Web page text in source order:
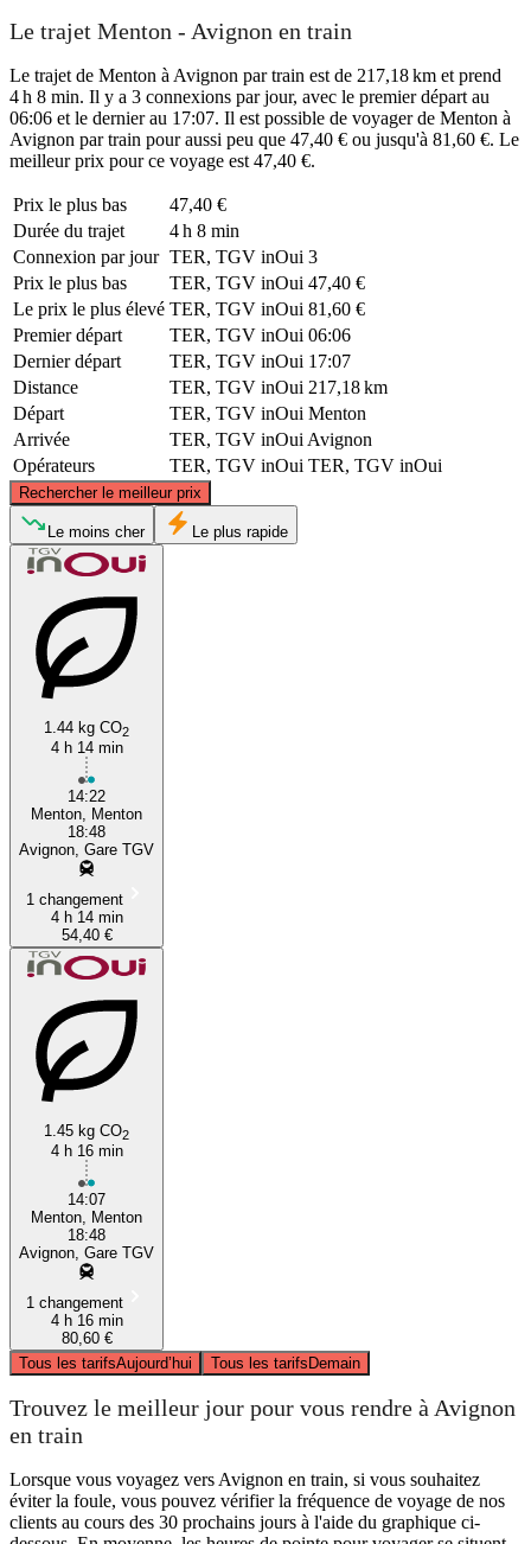
Le trajet Menton - Avignon en train
Le trajet de Menton à Avignon par train est de 217,18 km et prend
4 h 8 min. Il y a 3 connexions par jour, avec le premier départ au
06:06 et le dernier au 17:07. Il est possible de voyager de Menton à
Avignon par train pour aussi peu que 47,40 € ou jusqu'à 81,60 €. Le
meilleur prix pour ce voyage est 47,40 €.
Prix ​​le plus bas
47,40 €
Durée du trajet
4 h 8 min
Connexion par jour TER, TGV inOui 3
Prix ​​le plus bas
TER, TGV inOui 47,40 €
Le prix le plus élevé TER, TGV inOui 81,60 €
Premier départ
TER, TGV inOui 06:06
Dernier départ
TER, TGV inOui 17:07
Distance
TER, TGV inOui 217,18 km
Départ
TER, TGV inOui Menton
Arrivée
TER, TGV inOui Avignon
Opérateurs
TER, TGV inOui TER, TGV inOui
Rechercher le meilleur prix
Avignon
©CARTO, ©OpenStreetMapcontributors
Le moins cher Le plus rapide
1.44 kg CO2
4 h 14 min
14:22
Menton, Menton
18:48
Avignon, Gare TGV
1 changement
4 h 14 min
54,40 €
1.45 kg CO2
4 h 16 min
14:07
Menton, Menton
18:48
Avignon, Gare TGV
1 changement
4 h 16 min
80,60 €
Tous les tarifsAujourd’hui Tous les tarifsDemain
Trouvez le meilleur jour pour vous rendre à Avignon
en train
Lorsque vous voyagez vers Avignon en train, si vous souhaitez
éviter la foule, vous pouvez vérifier la fréquence de voyage de nos
clients au cours des 30 prochains jours à l'aide du graphique ci-